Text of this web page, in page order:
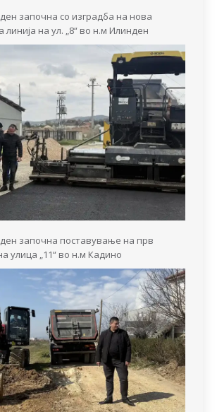
започна со изградба на нова
на ул. „8“ во н.м Илинден
започна поставување на прв
улица „11“ во н.м Кадино